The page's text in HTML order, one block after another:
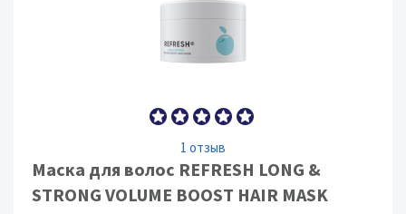
1 отзыв
Маска для волос REFRESH LONG &
STRONG VOLUME BOOST HAIR MASK